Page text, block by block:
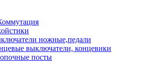
ножные,педали
выключатели, концевики
посты